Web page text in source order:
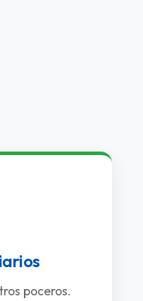
poceros.